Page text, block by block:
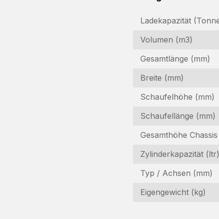
Ladekapazität
Volumen (m3)
Gesamtlänge (mm)
Breite (mm)
Schaufelhöhe (mm)
Schaufellänge (mm)
Gesamthöhe
Zylinderkapazität (ltr)
Typ / Achsen (mm)
Eigengewicht (kg)